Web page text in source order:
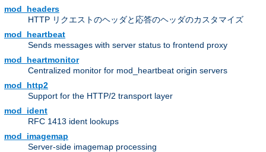
mod_headers
HTTP リクエストのヘッダと応答のヘッダのカスタマイズ
mod_heartbeat
Sends messages with server status to frontend proxy
mod_heartmonitor
Centralized monitor for mod_heartbeat origin servers
mod_http2
Support for the HTTP/2 transport layer
mod_ident
RFC 1413 ident lookups
mod_imagemap
Server-side imagemap processing